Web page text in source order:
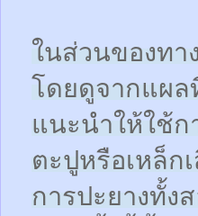
ในส่วนของทา
โดยดูจากแผ
แนะนำให้ใช้
ตะปูหรือเหล็ก
การปะยางทั้ง